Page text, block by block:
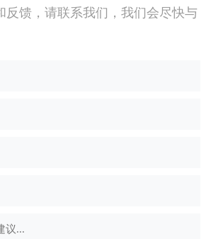
反馈，请联系我们，我们会尽快与